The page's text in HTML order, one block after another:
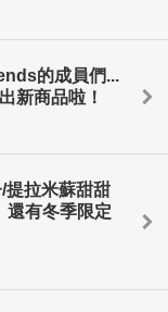
的成員們...
新商品啦！
提拉米蘇甜甜
還有冬季限定